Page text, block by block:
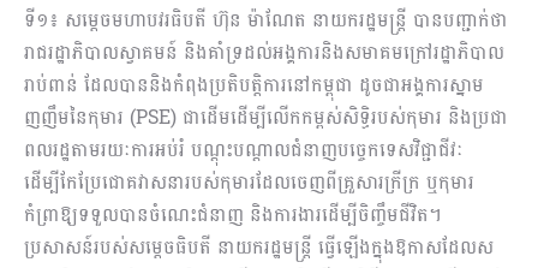
ទី១៖ សម្តេចមហាបវរធិបតី ហ៊ុន ម៉ាណែត នាយករដ្ឋមន្ត្រី បានបញ្ជាក់ថា
រាជរដ្ឋាភិបាលស្វាគមន៍ និងគាំទ្រដល់អង្គការនិងសមាគមក្រៅរដ្ឋាភិបាល
រាប់ពាន់ ដែលបាននិងកំពុងប្រតិបត្តិការនៅកម្ពុជា ដូចជាអង្គការស្នាម
ញញឹមនៃកុមារ (PSE) ជាដើមដើម្បីលើកកម្ពស់សិទ្ធិរបស់កុមារ និងប្រជា
ពលរដ្ឋតាមរយៈការអប់រំ បណ្តុះបណ្តាលជំនាញបច្ចេកទេសវិជ្ជាជីវៈ
ដើម្បីកែប្រែជោគវាសនារបស់កុមារដែលចេញពីគ្រួសារក្រីក្រ ឬកុមារ
កំព្រាឱ្យទទួលបានចំណេះជំនាញ និងការងារដើម្បីចិញ្ចឹមជីវិត។
ប្រសាសន៍របស់សម្តេចធិបតី នាយករដ្ឋមន្ត្រី ធ្វើឡើងក្នុងឱកាសដែលស